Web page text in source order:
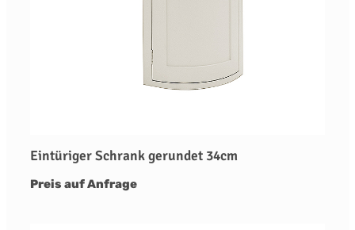
Eintüriger Schrank gerundet 34cm
Preis auf Anfrage